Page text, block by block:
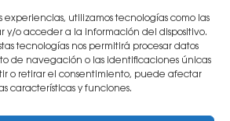
experiencias, utilizamos tecnologías como las
y/o acceder a la información del dispositivo.
tecnologías nos permitirá procesar datos
de navegación o las identificaciones únicas
o retirar el consentimiento, puede afectar
características y funciones.
en el Registro Sanitario
con Nº 5024261